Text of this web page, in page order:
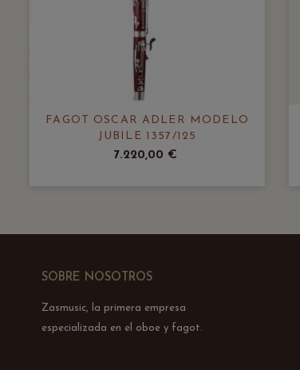
FAGOT OSCAR ADLER MODELO
JUBILE 1357/125
7.220,00 €
SOBRE NOSOTROS
Zasmusic, la primera empresa
especializada en el oboe y fagot.